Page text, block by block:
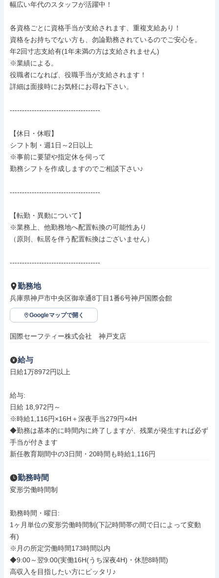
幅広い年代のスタッフが活躍中！
各資格ごとに資格手当が支給されます、重複支給あり！
資格をお持ちでない方も、勿論勤務されているのでご安心を。
年2回寸志支給有(1年未満の方は支給されません)
※業績による。
役職者になれば、役職手当が支給されます！
詳細は面接時にお気軽にお尋ね下さい。
-------------------------------------
【休日・休暇】
シフト制・週1日～2日以上
※事前に要望や指定休を伺って
勤務シフトを作成しますのでご相談下さい♪
-------------------------------------
【転勤・異動について】
※業務上、他勤務地へ配置転換の可能性あり
（原則、転居を伴う配置転換はございません）
-------------------------------------
勤務地
兵庫県神戸市中央区御幸通8丁目1番6号神戸国際会館
Googleマップで開く
国際セーフティー株式会社　神戸支店
給与
日給1万8972円以上
給与:
日給 18,972円～
※時給1,116円×16H＋深夜手当279円×4H
◆勤務は基本的に時間内に終了しますが、残業が発生すれば必ず
手当が付きます
新任教育期間中の3日間・20時間も時給1,116円
勤務時間
変形労働時間制
勤務時間・曜日:
1ヶ月単位の変形労働時間制(下記時間帯の間で日によって変動
有)
※月の所定労働時間173時間以内
◆9:00～翌9:00(実働16H(うち深夜4H)・休憩8時間)
高収入を目指したい方にピッタリ♪